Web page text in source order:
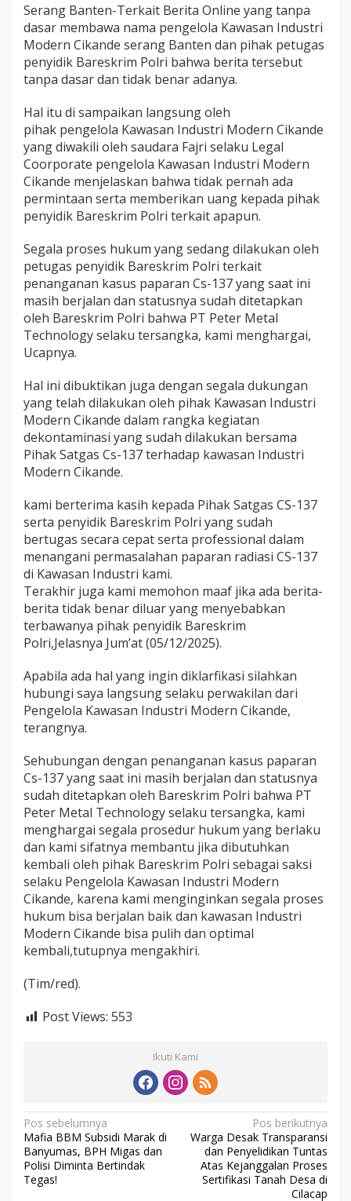
n
d
e
d
S
r
a
n
M
e
m
b
t
a
h
M
e
m
b
i
k
a
n
S
e
s
t
u
K
e
e
t
u
g
a
s
e
n
y
k
B
a
r
e
k
r
i
m
M
a
b
e
s
i
Serang Banten-Terkait Berita Online yang tanpa
dasar membawa nama pengelola Kawasan Industri
Modern Cikande serang Banten dan pihak petugas
penyidik Bareskrim Polri bahwa berita tersebut
tanpa dasar dan tidak benar adanya.
Hal itu di sampaikan langsung oleh
pihak pengelola Kawasan Industri Modern Cikande
yang diwakili oleh saudara Fajri selaku Legal
Coorporate pengelola Kawasan Industri Modern
Cikande menjelaskan bahwa tidak pernah ada
permintaan serta memberikan uang kepada pihak
penyidik Bareskrim Polri terkait apapun.
Segala proses hukum yang sedang dilakukan oleh
petugas penyidik Bareskrim Polri terkait
penanganan kasus paparan Cs-137 yang saat ini
masih berjalan dan statusnya sudah ditetapkan
oleh Bareskrim Polri bahwa PT Peter Metal
Technology selaku tersangka, kami menghargai,
Ucapnya.
Hal ini dibuktikan juga dengan segala dukungan
yang telah dilakukan oleh pihak Kawasan Industri
Modern Cikande dalam rangka kegiatan
dekontaminasi yang sudah dilakukan bersama
Pihak Satgas Cs-137 terhadap kawasan Industri
Modern Cikande.
kami berterima kasih kepada Pihak Satgas CS-137
serta penyidik Bareskrim Polri yang sudah
bertugas secara cepat serta professional dalam
menangani permasalahan paparan radiasi CS-137
di Kawasan Industri kami.
Terakhir juga kami memohon maaf jika ada berita-
berita tidak benar diluar yang menyebabkan
terbawanya pihak penyidik Bareskrim
Polri,Jelasnya Jum’at (05/12/2025).
Apabila ada hal yang ingin diklarfikasi silahkan
hubungi saya langsung selaku perwakilan dari
Pengelola Kawasan Industri Modern Cikande,
terangnya.
Sehubungan dengan penanganan kasus paparan
Cs-137 yang saat ini masih berjalan dan statusnya
sudah ditetapkan oleh Bareskrim Polri bahwa PT
Peter Metal Technology selaku tersangka, kami
menghargai segala prosedur hukum yang berlaku
dan kami sifatnya membantu jika dibutuhkan
kembali oleh pihak Bareskrim Polri sebagai saksi
selaku Pengelola Kawasan Industri Modern
Cikande, karena kami menginginkan segala proses
hukum bisa berjalan baik dan kawasan Industri
Modern Cikande bisa pulih dan optimal
kembali,tutupnya mengakhiri.
(Tim/red).
Post Views: 553
Ikuti Kami
N
a
v
i
Pos sebelumnya
Mafia BBM Subsidi Marak di
Banyumas, BPH Migas dan
Polisi Diminta Bertindak
Tegas!
Pos berikutnya
Warga Desak Transparansi
dan Penyelidikan Tuntas
Atas Kejanggalan Proses
Sertifikasi Tanah Desa di
Cilacap